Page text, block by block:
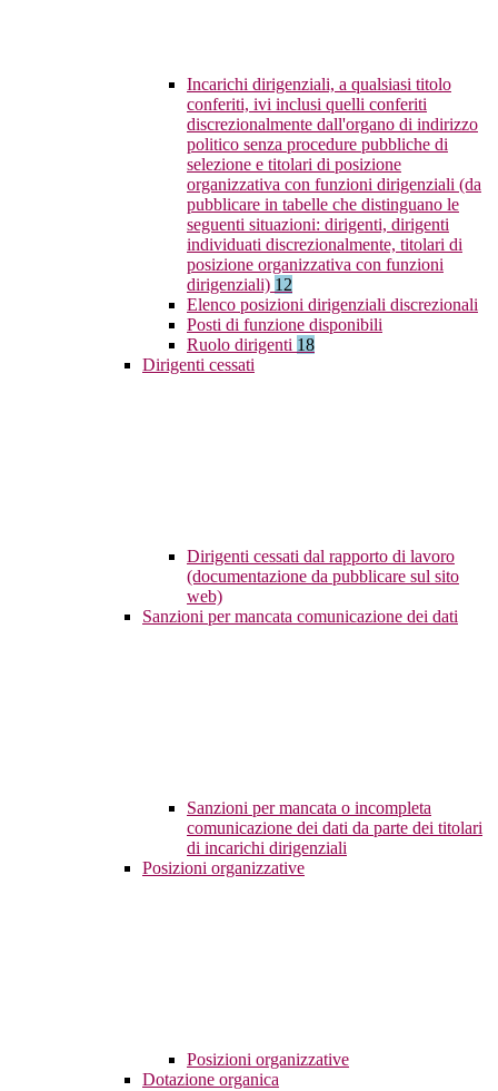
Incarichi dirigenziali, a qualsiasi titolo
conferiti, ivi inclusi quelli conferiti
discrezionalmente dall'organo di indirizzo
politico senza procedure pubbliche di
selezione e titolari di posizione
organizzativa con funzioni dirigenziali (da
pubblicare in tabelle che distinguano le
seguenti situazioni: dirigenti, dirigenti
individuati discrezionalmente, titolari di
posizione organizzativa con funzioni
dirigenziali) 12
Elenco posizioni dirigenziali discrezionali
Posti di funzione disponibili
Ruolo dirigenti 18
Dirigenti cessati
Dirigenti cessati dal rapporto di lavoro
(documentazione da pubblicare sul sito
web)
Sanzioni per mancata comunicazione dei dati
Sanzioni per mancata o incompleta
comunicazione dei dati da parte dei titolari
di incarichi dirigenziali
Posizioni organizzative
Posizioni organizzative
Dotazione organica